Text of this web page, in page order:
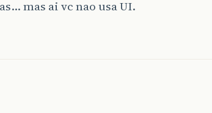
mas ai vc nao usa UI.